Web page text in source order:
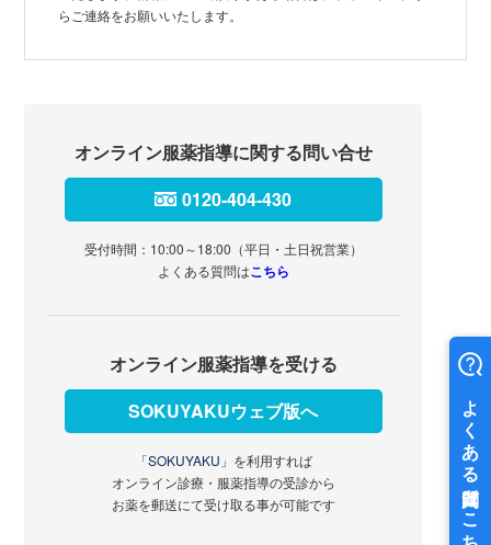
らご連絡をお願いいたします。
オンライン服薬指導に関する問い合せ
0120-404-430
受付時間：10:00～18:00（平日・土日祝営業）
よくある質問はこちら
オンライン服薬指導を受ける
SOKUYAKUウェブ版へ
「SOKUYAKU」 を利用すれば
オンライン診療・服薬指導の受診から
お薬を郵送にて受け取る事が可能です